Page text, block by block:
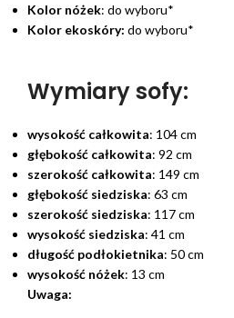
Kolor nóżek: do wyboru*
Kolor ekoskóry: do wyboru*
Wymiary sofy:
wysokość całkowita: 104 cm
głębokość całkowita: 92 cm
szerokość całkowita: 149 cm
głębokość siedziska: 63 cm
szerokość siedziska: 117 cm
wysokość siedziska: 41 cm
długość podłokietnika: 50 cm
wysokość nóżek: 13 cm
Uwaga: